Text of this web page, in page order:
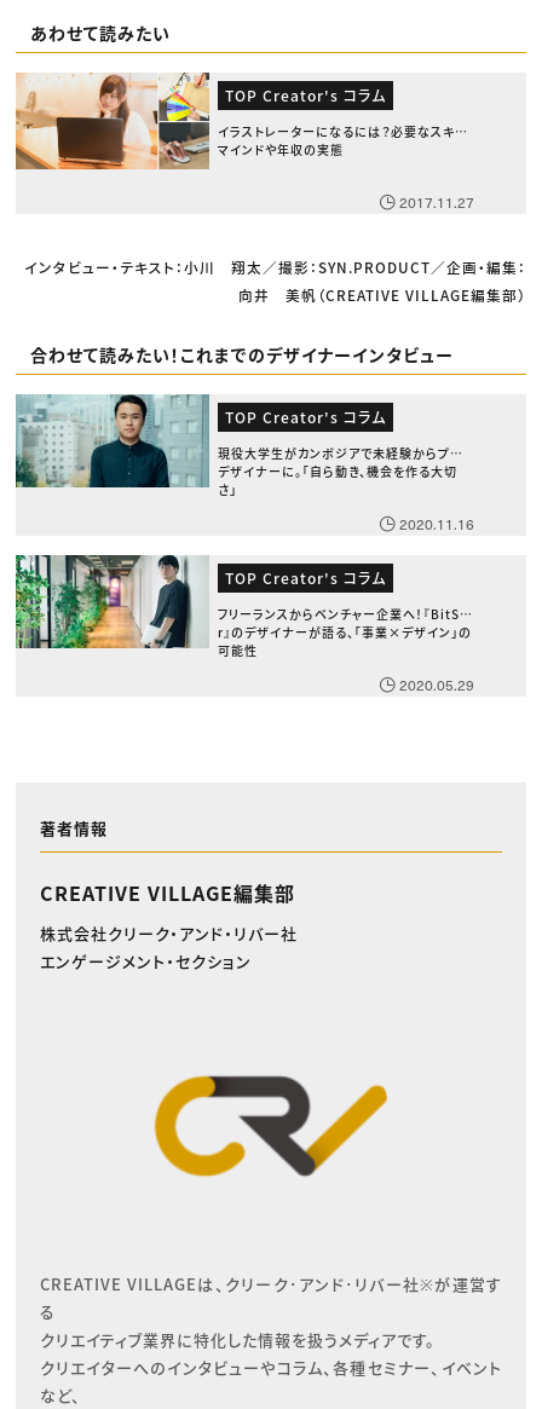
あわせて読みたい
TOP Creator's コラム
イラストレーターになるには？必要なスキル・
マインドや年収の実態
2017.11.27
インタビュー・テキスト：小川 翔太／撮影：SYN.PRODUCT／企画・編集：
向井 美帆（CREATIVE VILLAGE編集部）
合わせて読みたい！これまでのデザイナーインタビュー
TOP Creator's コラム
現役大学生がカンボジアで未経験からプロ
デザイナーに。「自ら動き、機会を作る大切
さ」
2020.11.16
TOP Creator's コラム
フリーランスからベンチャー企業へ！『BitSta
r』のデザイナーが語る、「事業×デザイン」の
可能性
2020.05.29
著者情報
CREATIVE VILLAGE編集部
株式会社クリーク・アンド・リバー社
エンゲージメント・セクション
CREATIVE VILLAGEは、クリーク･アンド･リバー社※が運営す
る
クリエイティブ業界に特化した情報を扱うメディアです。
クリエイターへのインタビューやコラム、各種セミナー、イベント
など、